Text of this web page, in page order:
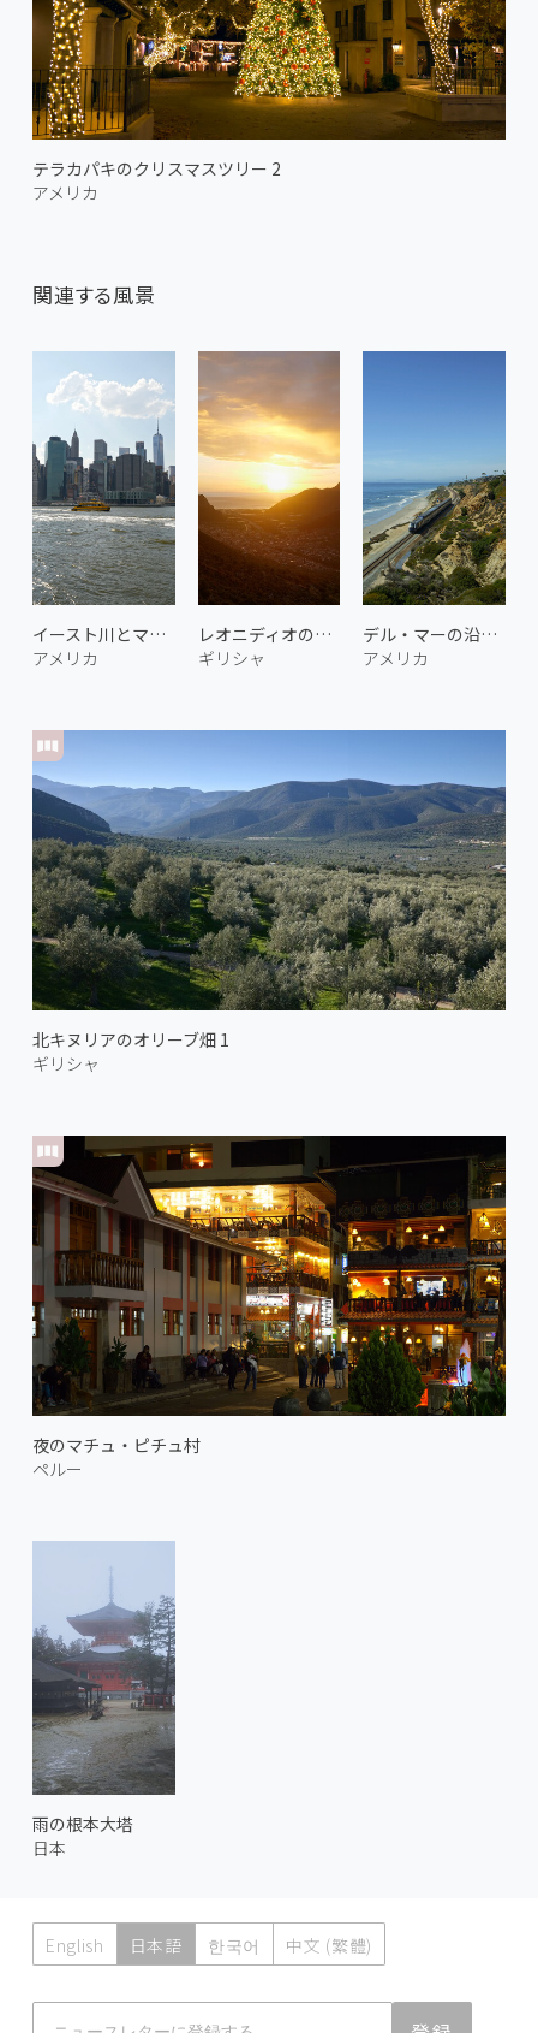
テラカパキのクリスマスツリー 2
アメリカ
関連する風景
イースト川とマンハッタン 1
アメリカ
レオニディオの朝焼け 2
ギリシャ
デル・マーの沿岸鉄道 1
アメリカ
北キヌリアのオリーブ畑 1
ギリシャ
夜のマチュ・ピチュ村
ペルー
雨の根本大塔
日本
English 日本語 한국어 中文 (繁體)